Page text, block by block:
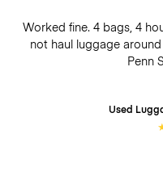
Worked fine. 4 bags, 4
not haul luggage
Penn
Used